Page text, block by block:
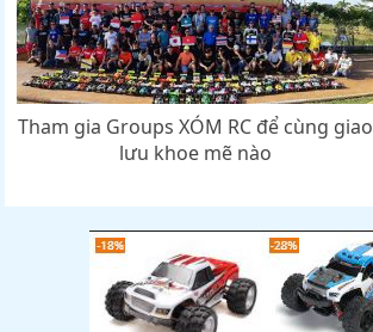
Tham gia Groups XÓM RC để cùng giao
lưu khoe mẽ nào